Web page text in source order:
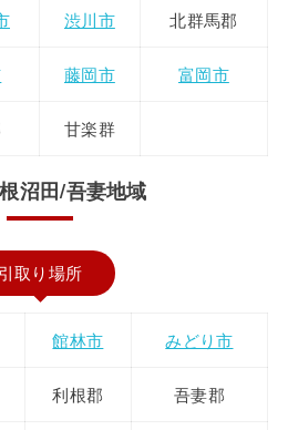
渋川市 北群馬郡
藤岡市 富岡市
甘楽群
沼田/吾妻地域
引取り場所
館林市 みどり市
利根郡 吾妻郡